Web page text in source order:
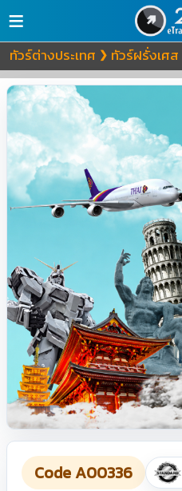
≡
ทัวร์ต่างประเทศ ❯ ทัวร์ฝรั่งเศส
Code A00336